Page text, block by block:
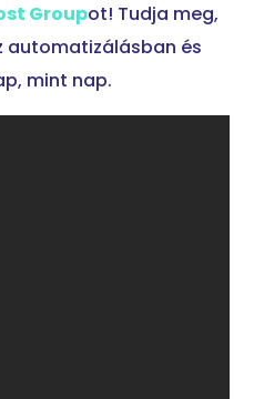
Groupot! Tudja meg,
automatizálásban és
mint nap.